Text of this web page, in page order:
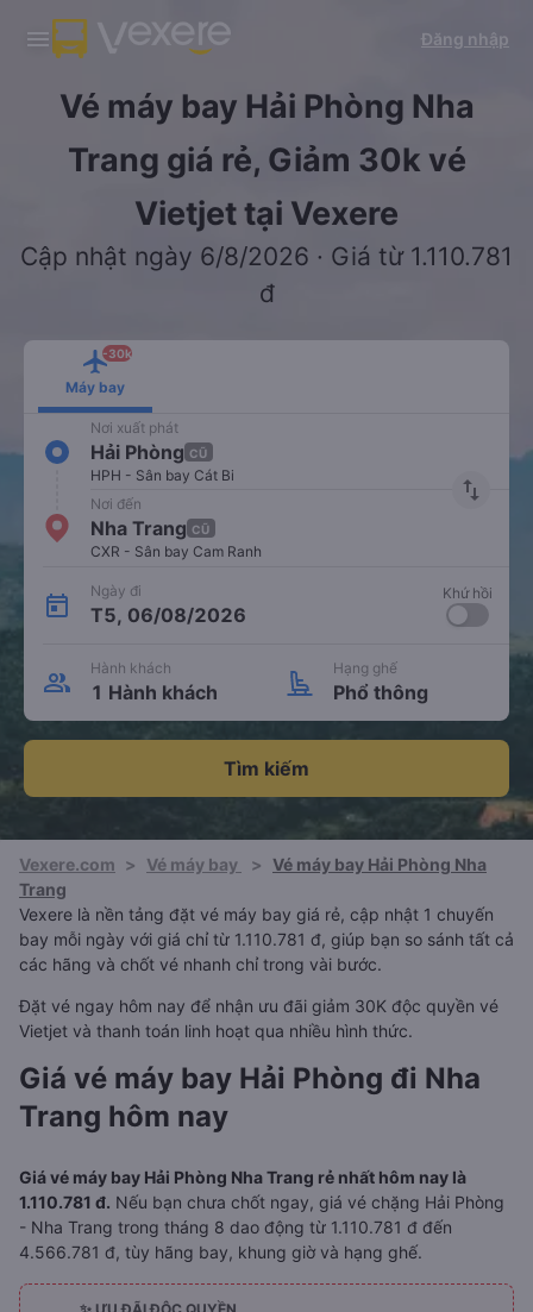
Tải app Vexere ngay!
Nhận ưu đãi thành viên độc
Mở app
Tải app Vexere
-30k/ghế khi đặt vé máy bay qua
Mở app
Đăng nhập
Vé máy bay Hải Phòng Nha
Trang giá rẻ, Giảm 30k vé
Vietjet tại Vexere
Cập nhật ngày 6/8/2026 · Giá từ 1.110.781
đ
Máy bay
-30k
Nơi xuất phát
Hải Phòng CŨ
HPH - Sân bay Cát Bi
import_export
Nơi đến
Nha Trang CŨ
CXR - Sân bay Cam Ranh
Ngày đi
T5, 06/08/2026
Khứ hồi
Hành khách
1 Hành khách
Hạng ghế
Phổ thông
Tìm kiếm
Vexere.com > Vé máy bay > Vé máy bay Hải Phòng Nha
Trang
Vexere là nền tảng đặt vé máy bay giá rẻ, cập nhật 1 chuyến
bay mỗi ngày với giá chỉ từ 1.110.781 đ, giúp bạn so sánh tất cả
các hãng và chốt vé nhanh chỉ trong vài bước.
Đặt vé ngay hôm nay để nhận ưu đãi giảm 30K độc quyền vé
Vietjet và thanh toán linh hoạt qua nhiều hình thức.
Giá vé máy bay Hải Phòng đi Nha
Trang hôm nay
Giá vé máy bay Hải Phòng Nha Trang rẻ nhất hôm nay là
1.110.781 đ. Nếu bạn chưa chốt ngay, giá vé chặng Hải Phòng
- Nha Trang trong tháng 8 dao động từ 1.110.781 đ đến
4.566.781 đ, tùy hãng bay, khung giờ và hạng ghế.